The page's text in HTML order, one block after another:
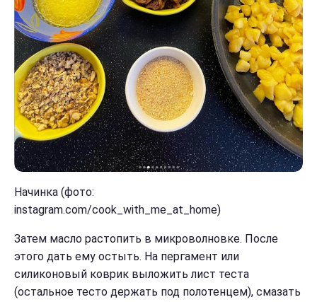
Начинка (фото:
instagram.com/cook_with_me_at_home)
Затем масло растопить в микроволновке. После
этого дать ему остыть. На пергамент или
силиконовый коврик выложить лист теста
(остальное тесто держать под полотенцем), смазать